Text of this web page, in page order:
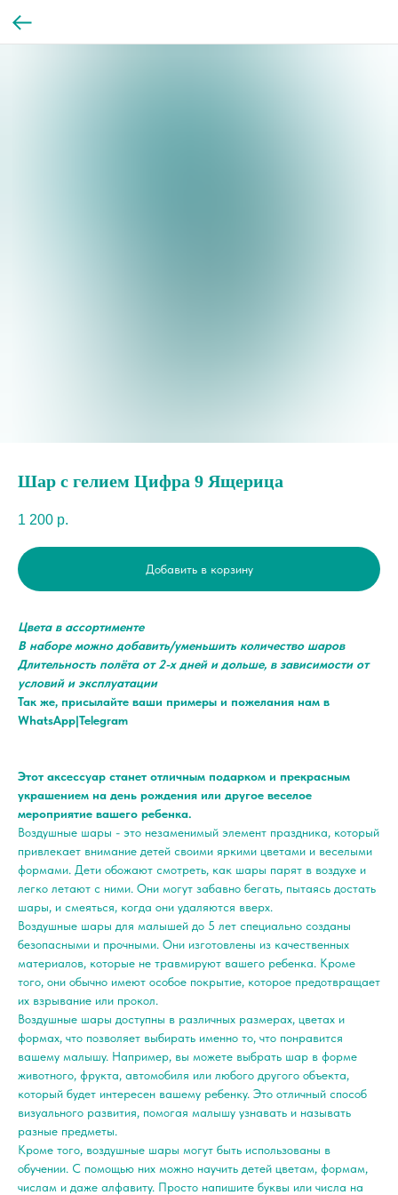
Шар с гелием Цифра 9 Ящерица
1 200 р.
Добавить в корзину
Цвета в ассортименте
В наборе можно добавить/уменьшить количество шаров
Длительность полёта от 2-х дней и дольше, в зависимости от
условий и эксплуатации
Так же, присылайте ваши примеры и пожелания нам в
WhatsApp|Telegram
Этот аксессуар станет отличным подарком и прекрасным
украшением на день рождения или другое веселое
мероприятие вашего ребенка.
Воздушные шары - это незаменимый элемент праздника, который
привлекает внимание детей своими яркими цветами и веселыми
формами. Дети обожают смотреть, как шары парят в воздухе и
легко летают с ними. Они могут забавно бегать, пытаясь достать
шары, и смеяться, когда они удаляются вверх.
Воздушные шары для малышей до 5 лет специально созданы
безопасными и прочными. Они изготовлены из качественных
материалов, которые не травмируют вашего ребенка. Кроме
того, они обычно имеют особое покрытие, которое предотвращает
их взрывание или прокол.
Воздушные шары доступны в различных размерах, цветах и
формах, что позволяет выбирать именно то, что понравится
вашему малышу. Например, вы можете выбрать шар в форме
животного, фрукта, автомобиля или любого другого объекта,
который будет интересен вашему ребенку. Это отличный способ
визуального развития, помогая малышу узнавать и называть
разные предметы.
Кроме того, воздушные шары могут быть использованы в
обучении. С помощью них можно научить детей цветам, формам,
числам и даже алфавиту. Просто напишите буквы или числа на